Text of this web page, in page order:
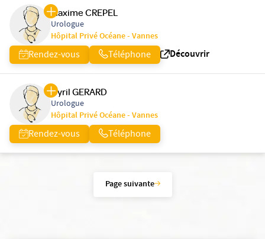
Maxime CREPEL
Urologue
Hôpital Privé Océane - Vannes
Rendez-vous Téléphone Découvrir
Cyril GERARD
Urologue
Hôpital Privé Océane - Vannes
Rendez-vous Téléphone
Page suivante